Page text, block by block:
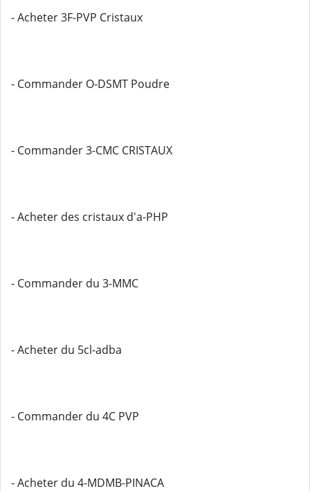
- Acheter 3F-PVP Cristaux
- Commander O-DSMT Poudre
- Commander 3-CMC CRISTAUX
- Acheter des cristaux d'a-PHP
- Commander du 3-MMC
- Acheter du 5cl-adba
- Commander du 4C PVP
- Acheter du 4-MDMB-PINACA